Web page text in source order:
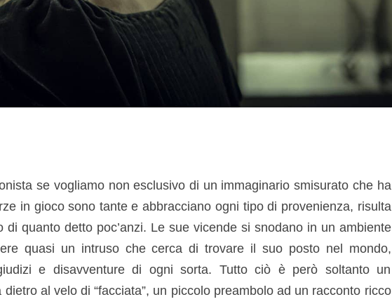
se vogliamo non esclusivo di un immaginario smisurato che ha
in gioco sono tante e abbracciano ogni tipo di provenienza, risulta
di quanto detto poc’anzi. Le sue vicende si snodano in un ambiente
quasi un intruso che cerca di trovare il suo posto nel mondo,
e disavventure di ogni sorta. Tutto ciò è però soltanto un
al velo di “facciata”, un piccolo preambolo ad un racconto ricco